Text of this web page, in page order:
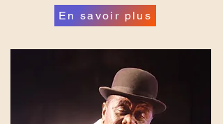
En savoir plus